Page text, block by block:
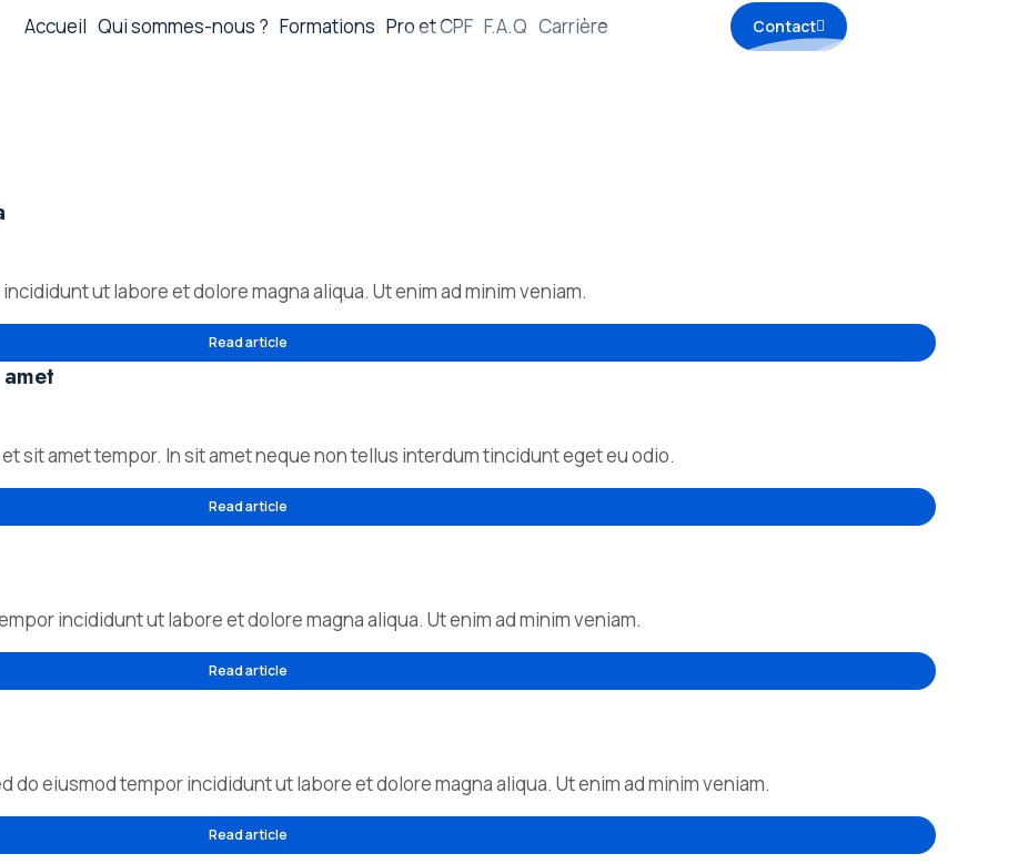
Accueil Qui sommes-nous ? Formations Pro et CPF F.A.Q Carrière Contact
ut labore et dolore magna aliqua. Ut enim ad minim veniam.
Read article
sit amet tempor. In sit amet neque non tellus interdum tincidunt eget eu odio.
Read article
incididunt ut labore et dolore magna aliqua. Ut enim ad minim veniam.
Read article
eiusmod tempor incididunt ut labore et dolore magna aliqua. Ut enim ad minim veniam.
Read article